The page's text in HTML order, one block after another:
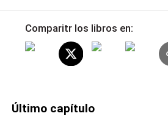
Comparitr los libros en:
Último capítulo